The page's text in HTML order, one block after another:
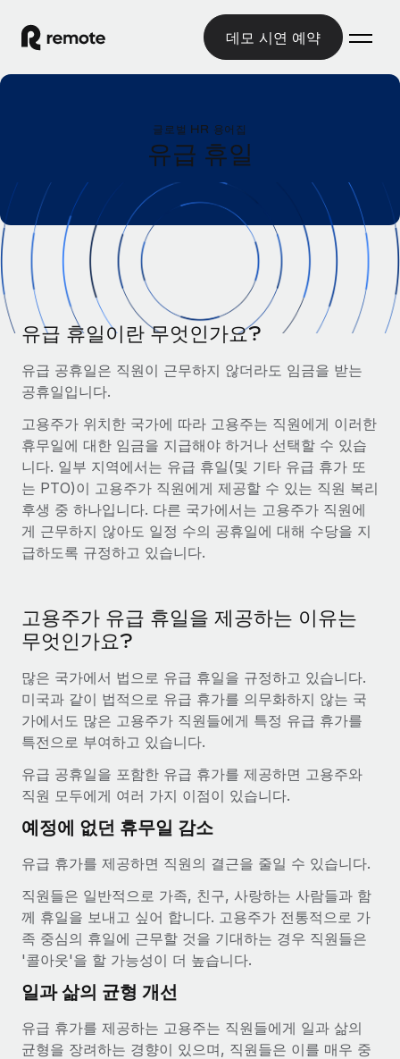
데모 시연 예약
글로벌 고용
글로벌 급여
규정을 준수하며 급여 지급을 손쉽게 처리
기록상 고용주(EOR)
법인 설립 비용 없이 전 세계로 사업을 확장
기록상 계약자
계약자 관리
PEO
복잡한 고용 업무를 아웃소싱
인프라
Remote 통합
플랫폼
팀을 위한 통합된 핵심 HR 기능
연결
MCP를 사용하여 모든 AI 도구를 Remote에 연결 가능
통합
핵심 비즈니스 도구로 프로세스를 간소화
전문가 상담
글로벌 인사 및 규정 준수 업무 처리에 전문가 지원 제공
신원 조사
채용 후보자 심사 프로세스 간소화
Compliance Watchtower
규정 준수 관련 위험에 선제적으로 대응
기기 관리
전 세계 IT 장비 제공 및 추적 관리
글로벌 서비스 제공
국가별 정보
국가별 글로벌 채용 지원 알아보기
미국 주별 정보
미국 모든 주 전역에서 채용 업무를 간소화
Remote와 다른 솔루션 비교
다른 업체들과 비교해보기
성장 단계
스타트업
성장하는 기업을 위한 민첩한 글로벌 HR 및 급여 솔루션
중견기업
맞춤형 HR 솔루션으로 팀 확장
대기업을 위한 글로벌 HR
REMOTE 파트너 되기
전략적 기술 파트너
플랫폼에 글로벌 HR을 유연하게 통합
Remote와의 파트너십 기회 탐색
Remote Build
곧 제공 예정
사례 연구
리소스
도구 및 계산기
오분류 리스크 평가 도구
국가별 직원 오분류 리스크 확인
국가별 총 인건비 계산
글로벌 계약직을 위한 통화 옵션과 지급 소요 시간 확인
REMOTE와 함께 배우기
리서치 및 가이드
사례 연구
체크리스트 및 템플릿
직무 설명 라이브러리
웨비나
이벤트
뉴스룸
지원받기
모든 리소스 보기
블로그
EOR 및 PEO
한국어
English
Nederlands
Français
Deutsch
Español
Italiano
Português (Portugal)
日本語
한국어
中文（简体）
로그인
글로벌 HR 용어집
유급 휴일
유급 휴일이란 무엇인가요?
유급 공휴일은 직원이 근무하지 않더라도 임금을 받는
공휴일입니다.
고용주가 위치한 국가에 따라 고용주는 직원에게 이러한
휴무일에 대한 임금을 지급해야 하거나 선택할 수 있습
니다. 일부 지역에서는 유급 휴일(및 기타 유급 휴가 또
는 PTO)이 고용주가 직원에게 제공할 수 있는 직원 복리
후생 중 하나입니다. 다른 국가에서는 고용주가 직원에
게 근무하지 않아도 일정 수의 공휴일에 대해 수당을 지
급하도록 규정하고 있습니다.
고용주가 유급 휴일을 제공하는 이유는
무엇인가요?
많은 국가에서 법으로 유급 휴일을 규정하고 있습니다.
미국과 같이 법적으로 유급 휴가를 의무화하지 않는 국
가에서도 많은 고용주가 직원들에게 특정 유급 휴가를
특전으로 부여하고 있습니다.
유급 공휴일을 포함한 유급 휴가를 제공하면 고용주와
직원 모두에게 여러 가지 이점이 있습니다.
예정에 없던 휴무일 감소
유급 휴가를 제공하면 직원의 결근을 줄일 수 있습니다.
직원들은 일반적으로 가족, 친구, 사랑하는 사람들과 함
께 휴일을 보내고 싶어 합니다. 고용주가 전통적으로 가
족 중심의 휴일에 근무할 것을 기대하는 경우 직원들은
'콜아웃'을 할 가능성이 더 높습니다.
일과 삶의 균형 개선
유급 휴가를 제공하는 고용주는 직원들에게 일과 삶의
균형을 장려하는 경향이 있으며, 직원들은 이를 매우 중